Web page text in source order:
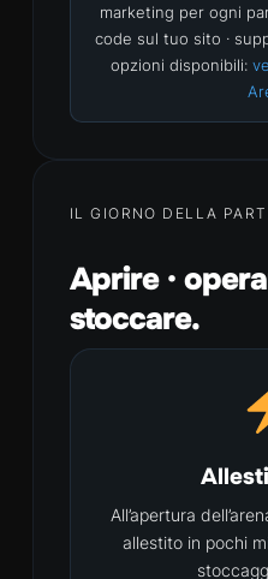
marketing per ogni
code sul tuo sito ·
opzioni disponibili:
IL GIORNO DELLA
Aprire ·
stoccare.
All’apertura
allestito in pochi